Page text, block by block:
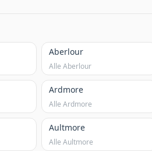
Aberlour
Alle Aberlour
Ardmore
Alle Ardmore
Aultmore
Alle Aultmore